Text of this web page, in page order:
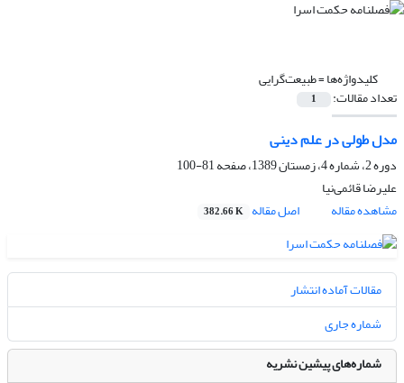
کلیدواژه‌ها =طبیعت‌گرایی
تعداد مقالات: 1
مدل طولی در علم دینی
دوره 2، شماره 4، زمستان 1389، صفحه
81-100
علیرضا قائمی‌نیا
مشاهده مقاله
اصل مقاله 382.66 K
مقالات آماده انتشار
شماره جاری
شماره‌های پیشین نشریه